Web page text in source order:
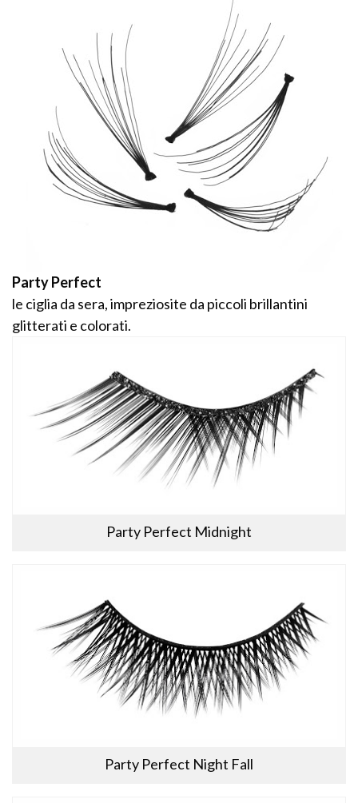
Party Perfect
le ciglia da sera, impreziosite da piccoli brillantini
glitterati e colorati.
Party Perfect Midnight
Party Perfect Night Fall